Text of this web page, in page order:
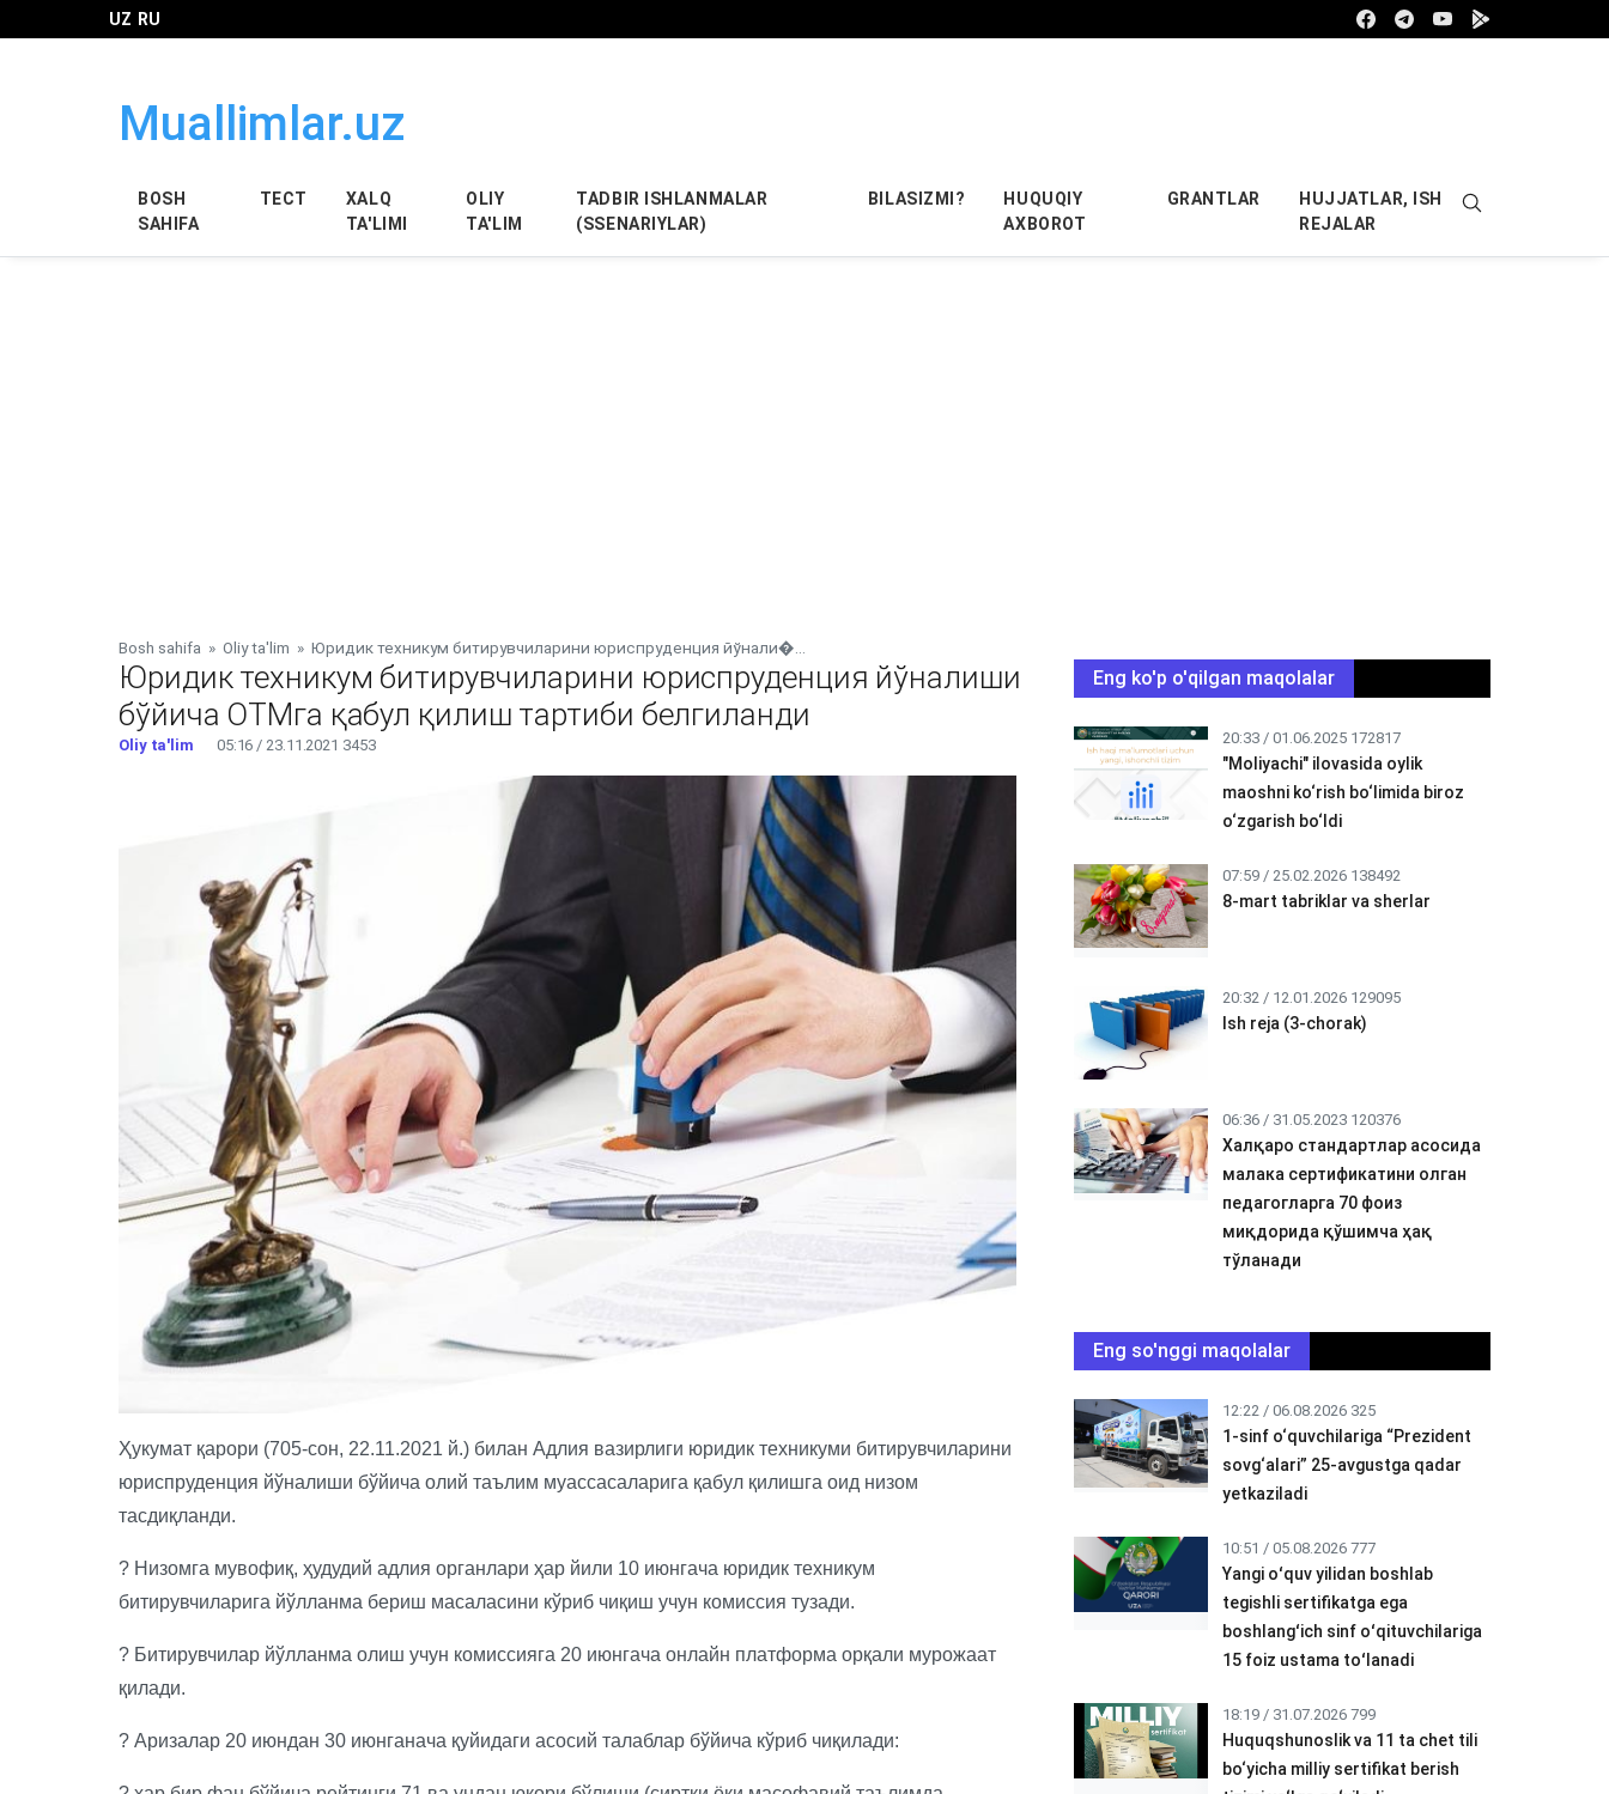
UZ RU FacebookTelegram
Youtube
Muallimlar.uz
BOSH
SAHIFA
ТЕСТ
XALQ
TA'LIMI
OLIY
TA'LIM
TADBIR ISHLANMALAR
(SSENARIYLAR)
BILASIZMI?
HUQUQIY
AXBOROT
GRANTLAR
HUJJATLAR, ISH
REJALAR
Bosh sahifa » Oliy ta'lim » Юридик техникум битирувчиларини юриспруденция йўнали�...
Юридик техникум битирувчиларини юриспруденция йўналиши
бўйича ОТМга қабул қилиш тартиби белгиланди
Oliy ta'lim 05:16 / 23.11.2021 3453
Ҳукумат қарори (705-сон, 22.11.2021 й.) билан Адлия вазирлиги юридик техникуми битирувчиларини
юриспруденция йўналиши бўйича олий таълим муассасаларига қабул қилишга оид низом
тасдиқланди.
? Низомга мувофиқ, ҳудудий адлия органлари ҳар йили 10 июнгача юридик техникум
битирувчиларига йўлланма бериш масаласини кўриб чиқиш учун комиссия тузади.
? Битирувчилар йўлланма олиш учун комиссияга 20 июнгача онлайн платформа орқали мурожаат
қилади.
? Аризалар 20 июндан 30 июнганача қуйидаги асосий талаблар бўйича кўриб чиқилади:
Eng ko'p o'qilgan maqolalar
20:33 / 01.06.2025 172817
"Moliyachi" ilovasida oylik
maoshni ko‘rish bo‘limida biroz
o‘zgarish bo‘ldi
07:59 / 25.02.2026 138492
8-mart tabriklar va sherlar
20:32 / 12.01.2026 129095
Ish reja (3-chorak)
06:36 / 31.05.2023 120376
Халқаро стандартлар асосида
малака сертификатини олган
педагогларга 70 фоиз
миқдорида қўшимча ҳақ
тўланади
Eng so'nggi maqolalar
12:22 / 06.08.2026 325
1-sinf o‘quvchilariga “Prezident
sovg‘alari” 25-avgustga qadar
yetkaziladi
10:51 / 05.08.2026 777
Yangi oʻquv yilidan boshlab
tegishli sertifikatga ega
boshlangʻich sinf oʻqituvchilariga
15 foiz ustama toʻlanadi
18:19 / 31.07.2026 799
Huquqshunoslik va 11 ta chet tili
bo‘yicha milliy sertifikat berish